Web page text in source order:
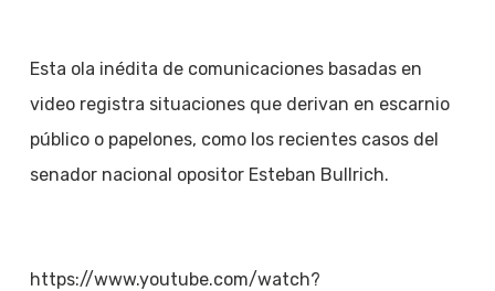
Esta ola inédita de comunicaciones basadas en
video registra situaciones que derivan en escarnio
público o papelones, como los recientes casos del
senador nacional opositor Esteban Bullrich.
https://www.youtube.com/watch?